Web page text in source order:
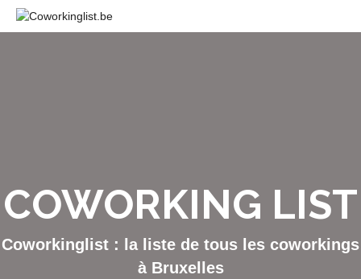
COWORKING LIST
Coworkinglist : la liste de tous les coworkings
à Bruxelles